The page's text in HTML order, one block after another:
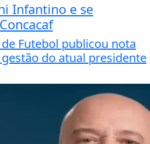
Infantino e se
Futebol publicou nota
do atual presidente